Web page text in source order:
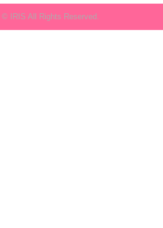
© IRIS All Rights Reserved.